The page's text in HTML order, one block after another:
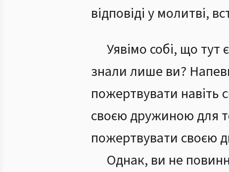
відповіді у молитві,
Уявімо собі, що
знали лише ви?
пожертвувати навіть
своєю дружиною для
пожертвувати своєю
Однак, ви не